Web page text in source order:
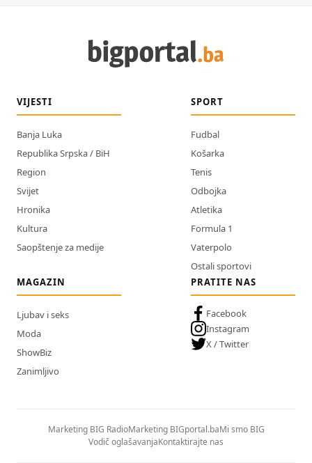
VIJESTI
Banja Luka
Republika Srpska / BiH
Region
Svijet
Hronika
Kultura
Saopštenje za medije
SPORT
Fudbal
Košarka
Tenis
Odbojka
Atletika
Formula 1
Vaterpolo
Ostali sportovi
MAGAZIN
Ljubav i seks
Moda
ShowBiz
Zanimljivo
PRATITE NAS
Facebook
Instagram
X / Twitter
Marketing BIG RadioMarketing BIGportal.baMi smo BIG
Vodič oglašavanjaKontaktirajte nas